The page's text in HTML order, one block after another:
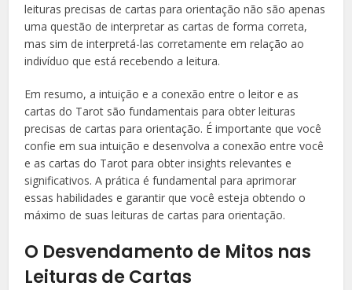
leituras precisas de cartas para orientação não são apenas
uma questão de interpretar as cartas de forma correta,
mas sim de interpretá-las corretamente em relação ao
indivíduo que está recebendo a leitura.
Em resumo, a intuição e a conexão entre o leitor e as
cartas do Tarot são fundamentais para obter leituras
precisas de cartas para orientação. É importante que você
confie em sua intuição e desenvolva a conexão entre você
e as cartas do Tarot para obter insights relevantes e
significativos. A prática é fundamental para aprimorar
essas habilidades e garantir que você esteja obtendo o
máximo de suas leituras de cartas para orientação.
O Desvendamento de Mitos nas
Leituras de Cartas